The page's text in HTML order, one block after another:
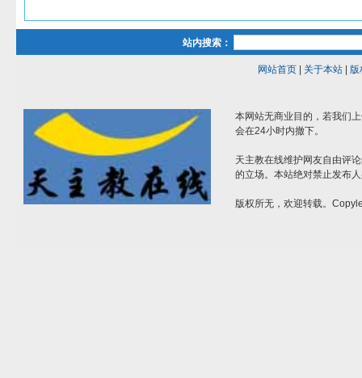
站内搜索：
网站首页| 关于本站| 版
本网站无商业目的，若我们
会在24小时内撤下。
天主教在线维护网友自由评
的立场。本站绝对禁止发布
版权所无，欢迎转载。